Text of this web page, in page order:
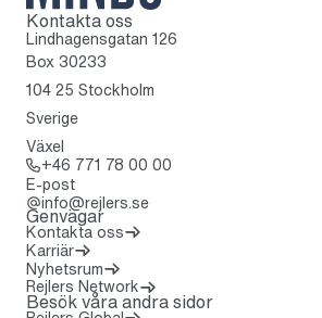
Till startsidan
Kontakta oss
Lindhagensgatan 126
Box 30233
104 25 Stockholm
Sverige
Växel
+46 771 78 00 00
E-post
info@rejlers.se
Genvägar
Kontakta oss
Karriär
Nyhetsrum
Rejlers Network(Öppnas i en ny flik)
Besök våra andra sidor